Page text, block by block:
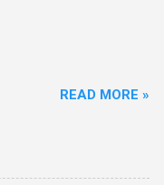
READ MORE »